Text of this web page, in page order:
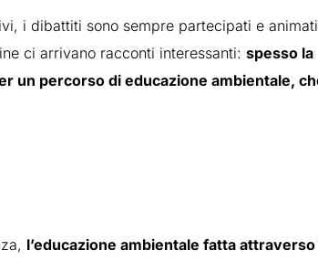
i dibattiti sono sempre partecipati e
ci arrivano racconti interessanti: spesso la
un percorso di educazione ambientale,
l’educazione ambientale fatta attraverso